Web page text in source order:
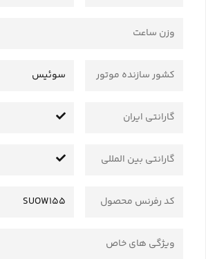
وزن ساعت
کشور سازنده موتور سوئیس
گارانتی ایران
گارانتی بین المللی
کد رفرنس محصول SUOW155
ویژگی های خاص